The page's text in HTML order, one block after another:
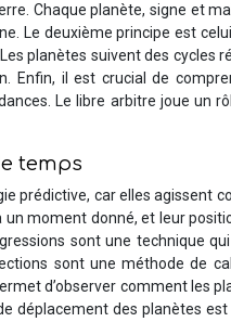
Chaque planète, signe et
Le deuxième principe est
planètes suivent des cycles
Enfin, il est crucial de
Le libre arbitre joue un
temps
prédictive, car elles agissent
moment donné, et leur
sont une technique
sont une méthode de
d’observer comment les
déplacement des planètes